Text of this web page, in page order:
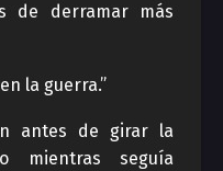
de derramar más
la guerra.”
antes de girar la
mientras seguía